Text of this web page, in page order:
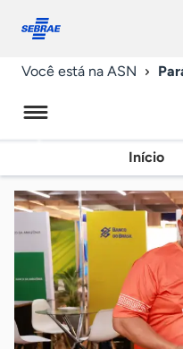
conosco
Você está na ASN
Início